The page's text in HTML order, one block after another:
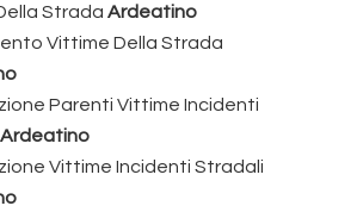
StradaArdeatino
Vittime Della Strada
Parenti Vittime Incidenti
Ardeatino
Vittime Incidenti Stradali